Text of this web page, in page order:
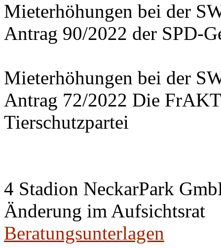
Mieterhöhungen bei der
Antrag 90/2022 der SPD-
Mieterhöhungen bei der
Antrag 72/2022 Die
Tierschutzpartei
4 Stadion NeckarPark
Änderung im Aufsichtsrat
Beratungsunterlagen